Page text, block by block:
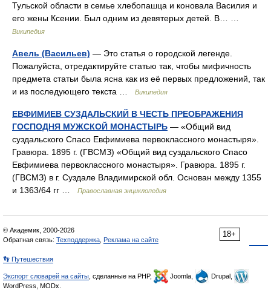
Тульской области в семье хлебопашца и коновала Василия и
его жены Ксении. Был одним из девятерых детей. В… …
Википедия
Авель (Васильев) — Это статья о городской легенде.
Пожалуйста, отредактируйте статью так, чтобы мифичность
предмета статьи была ясна как из её первых предложений, так
и из последующего текста …
Википедия
ЕВФИМИЕВ СУЗДАЛЬСКИЙ В ЧЕСТЬ ПРЕОБРАЖЕНИЯ
ГОСПОДНЯ МУЖСКОЙ МОНАСТЫРЬ — «Общий вид
суздальского Спасо Евфимиева первоклассного монастыря».
Гравюра. 1895 г. (ГВСМЗ) «Общий вид суздальского Спасо
Евфимиева первоклассного монастыря». Гравюра. 1895 г.
(ГВСМЗ) в г. Суздале Владимирской обл. Основан между 1355
и 1363/64 гг …
Православная энциклопедия
18+
© Академик, 2000-2026
Обратная связь: Техподдержка Реклама на сайте
👣 Путешествия
Экспорт словарей на сайты , сделанные на PHP, Joomla,
Drupal,
WordPress, MODx.